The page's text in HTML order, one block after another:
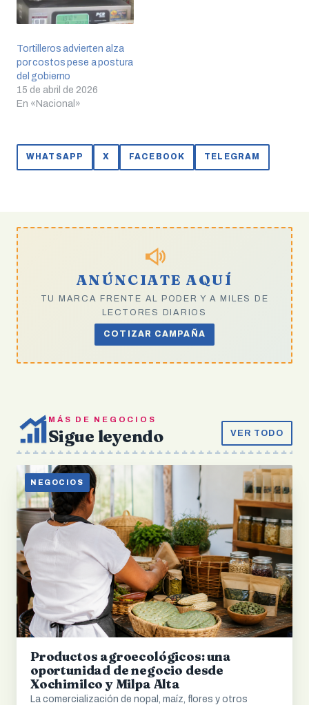
Tortilleros advierten alza
por costos pese a postura
del gobierno
15 de abril de 2026
En «Nacional»
WHATSAPP X FACEBOOK TELEGRAM
ANÚNCIATE AQUÍ
TU MARCA FRENTE AL PODER Y A MILES DE
LECTORES DIARIOS
COTIZAR CAMPAÑA
MÁS DE NEGOCIOS
Sigue leyendo VER TODO
NEGOCIOS
Productos agroecológicos: una
oportunidad de negocio desde
Xochimilco y Milpa Alta
La comercialización de nopal, maíz, flores y otros